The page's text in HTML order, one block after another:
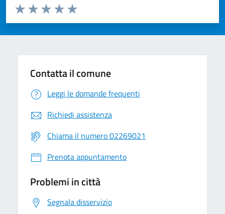
Valuta da 1 a 5 stelle la pagina
Valuta 5 stelle su 5
Valuta 4 stelle su 5
Valuta 3 stelle su 5
Valuta 2 stelle su 5
Valuta 1 stelle su 5
Contatta il comune
Leggi le domande frequenti
Richiedi assistenza
Chiama il numero 02269021
Prenota appuntamento
Problemi in città
Segnala disservizio